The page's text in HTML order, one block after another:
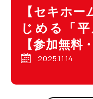
【セキホ
じめる「
【参加無料
2025.11.14